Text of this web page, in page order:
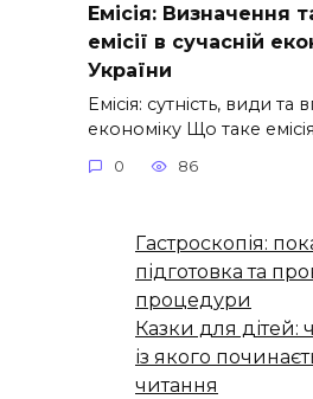
Емісія: Визначення
емісії в сучасній
України
Емісія: сутність, види та
економіку Що таке
0 86
Гастроскопія:
підготовка та
процедури
Казки для дітей:
із якого
читання